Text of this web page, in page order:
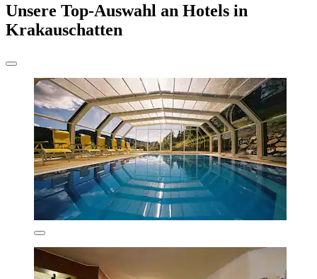
Unsere Top-Auswahl an Hotels in
Krakauschatten